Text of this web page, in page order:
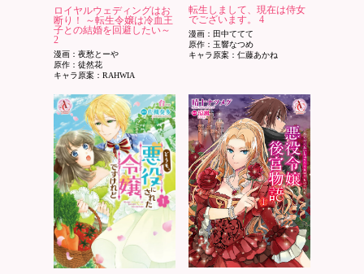
ロイヤルウェディングはお
断り！ ～転生令嬢は冷血王
子との結婚を回避したい～
2
漫画：夜愁とーや
原作：徒然花
キャラ原案：RAHWIA
転生しまして、現在は侍女
でございます。 4
漫画：田中ててて
原作：玉響なつめ
キャラ原案：仁藤あかね